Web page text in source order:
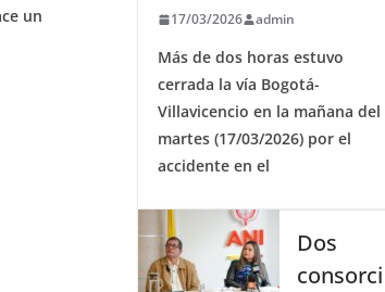
un
17/03/2026 admin
Más de dos horas estuvo
cerrada la vía Bogotá-
Villavicencio en la mañana del
martes (17/03/2026) por el
accidente en el
Dos
consorci